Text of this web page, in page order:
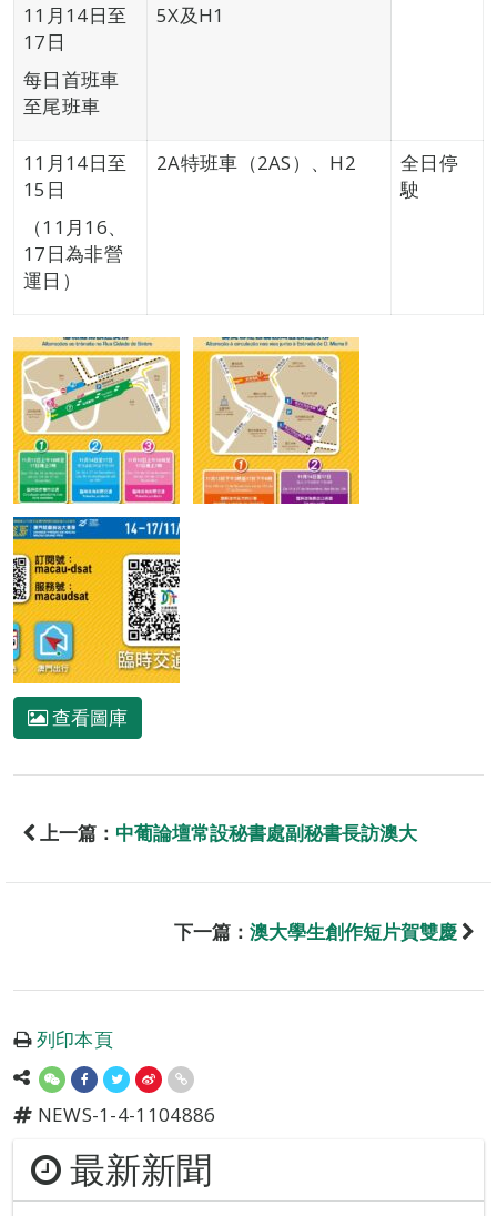
11月14日至
17日
每日首班車
至尾班車
5X及H1
11月14日至
15日
（11月16、
17日為非營
運日）
2A特班車（2AS）、H2
全日停
駛
查看圖庫
上一篇： 中葡論壇常設秘書處副秘書長訪澳大
下一篇： 澳大學生創作短片賀雙慶
列印本頁
NEWS-1-4-1104886
最新新聞